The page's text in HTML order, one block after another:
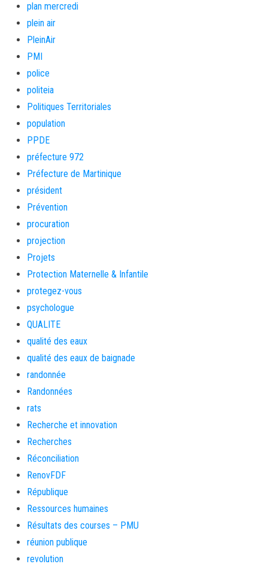
plan mercredi
plein air
PleinAir
PMI
police
politeia
Politiques Territoriales
population
PPDE
préfecture 972
Préfecture de Martinique
président
Prévention
procuration
projection
Projets
Protection Maternelle & Infantile
protegez-vous
psychologue
QUALITE
qualité des eaux
qualité des eaux de baignade
randonnée
Randonnées
rats
Recherche et innovation
Recherches
Réconciliation
RenovFDF
République
Ressources humaines
Résultats des courses – PMU
réunion publique
revolution